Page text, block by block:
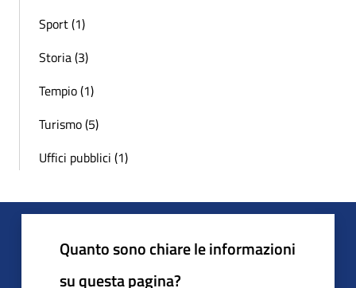
Sport (1)
Storia (3)
Tempio (1)
Turismo (5)
Uffici pubblici (1)
Quanto sono chiare le informazioni
su questa pagina?